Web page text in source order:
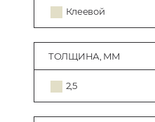
Клеевой
ТОЛЩИНА, ММ
2,5